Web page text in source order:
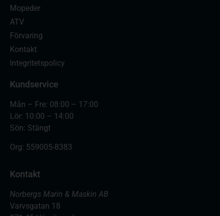
Mopeder
ATV
Förvaring
Kontakt
Integritetspolicy
Kundservice
Mån – Fre: 08:00 – 17:00
Lör: 10:00 – 14:00
Sön: Stängt
Org: 559005-8383
Kontakt
Norbergs Marin & Maskin AB
Varvsgatan 18